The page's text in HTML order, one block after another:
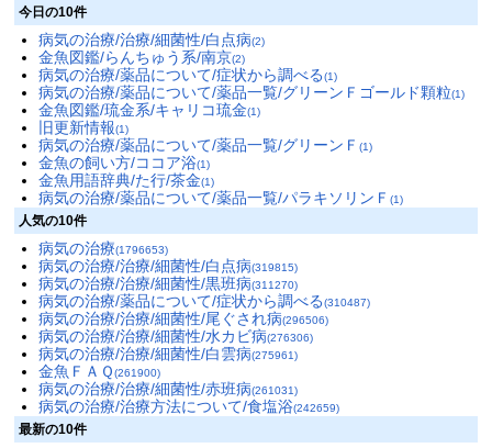
今日の10件
病気の治療/治療/細菌性/白点病(2)
金魚図鑑/らんちゅう系/南京(2)
病気の治療/薬品について/症状から調べる(1)
病気の治療/薬品について/薬品一覧/グリーンＦゴールド顆粒(1)
金魚図鑑/琉金系/キャリコ琉金(1)
旧更新情報(1)
病気の治療/薬品について/薬品一覧/グリーンＦ (1)
金魚の飼い方/ココア浴(1)
金魚用語辞典/た行/茶金(1)
病気の治療/薬品について/薬品一覧/パラキソリンＦ (1)
人気の10件
病気の治療(1796653)
病気の治療/治療/細菌性/白点病(319815)
病気の治療/治療/細菌性/黒班病(311270)
病気の治療/薬品について/症状から調べる(310487)
病気の治療/治療/細菌性/尾ぐされ病(296506)
病気の治療/治療/細菌性/水カビ病(276306)
病気の治療/治療/細菌性/白雲病(275961)
金魚ＦＡＱ(261900)
病気の治療/治療/細菌性/赤班病(261031)
病気の治療/治療方法について/食塩浴(242659)
最新の10件